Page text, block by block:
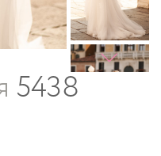
5438